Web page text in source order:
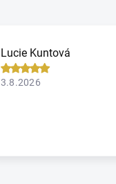
Lucie Kuntová
3.8.2026